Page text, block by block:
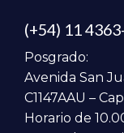
(+54) 11
Posgrado:
Avenida San
C1147AAU –
Horario de